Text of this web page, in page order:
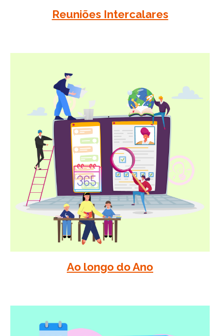
Reuniões Intercalares
Ao longo do Ano